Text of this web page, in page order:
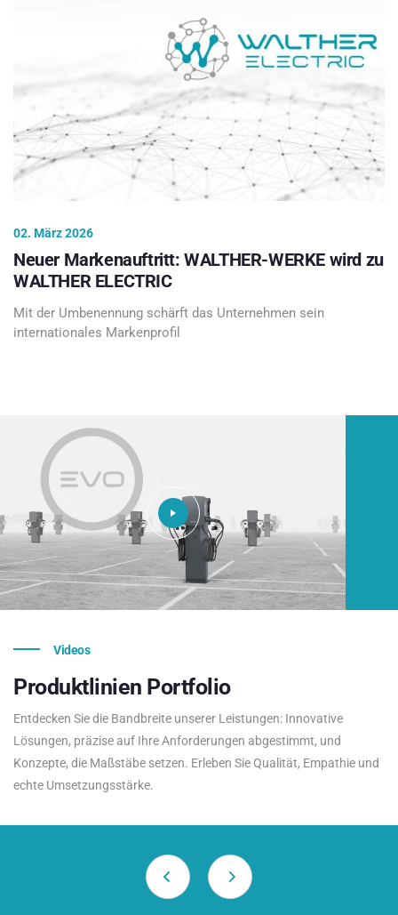
02. März 2026
Neuer Markenauftritt: WALTHER-WERKE wird zu
WALTHER ELECTRIC
Mit der Umbenennung schärft das Unternehmen sein
internationales Markenprofil
Videos
Produktlinien Portfolio
Entdecken Sie die Bandbreite unserer Leistungen: Innovative
Lösungen, präzise auf Ihre Anforderungen abgestimmt, und
Konzepte, die Maßstäbe setzen. Erleben Sie Qualität, Empathie und
echte Umsetzungsstärke.